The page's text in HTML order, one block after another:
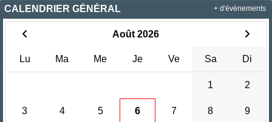
CALENDRIER GÉNÉRAL
Août 2026
Lu Ma Me Je Ve Sa Di
1 2
3 4 5 6 7 8 9
+ d'évènements